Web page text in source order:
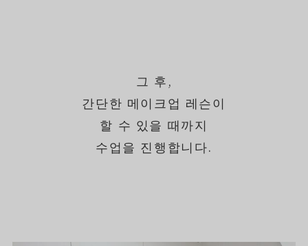
그 후,
간단한 메이크업 레슨이
할 수 있을 때까지
수업을 진행합니다.